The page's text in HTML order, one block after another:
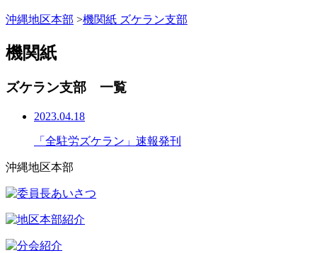
沖縄地区本部 >機関紙 ズケラン支部
機関紙
ズケラン支部 一覧
2023.04.18
「全駐労ズケラン」速報発刊
沖縄地区本部